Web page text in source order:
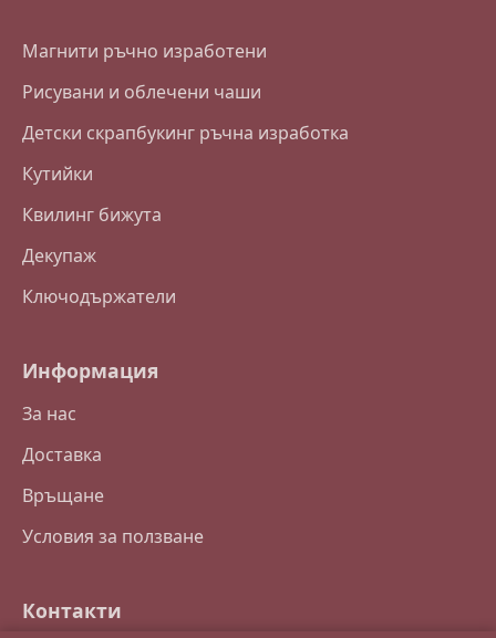
Магнити ръчно изработени
Рисувани и облечени чаши
Детски скрапбукинг ръчна изработка
Кутийки
Квилинг бижута
Декупаж
Ключодържатели
Информация
За нас
Доставка
Връщане
Условия за ползване
Контакти